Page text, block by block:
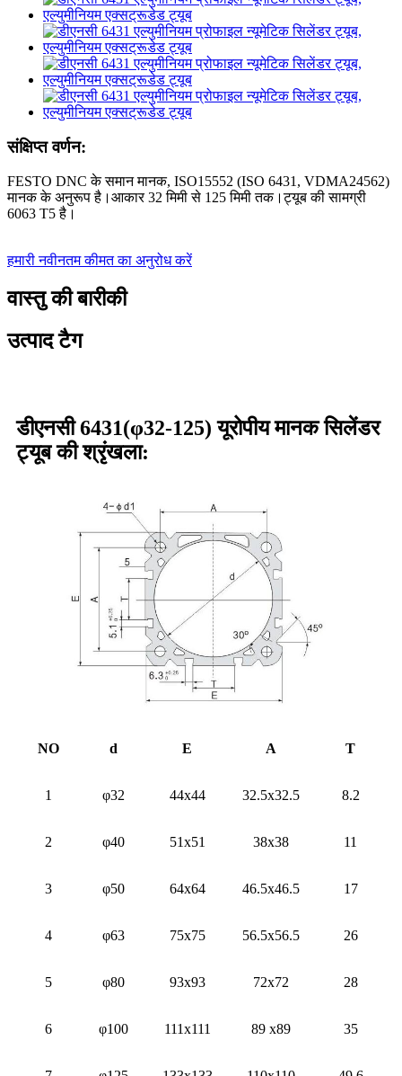
संक्षिप्त वर्णन:
FESTO DNC के समान मानक, ISO15552 (ISO 6431, VDMA24562)
मानक के अनुरूप है।आकार 32 मिमी से 125 मिमी तक।ट्यूब की सामग्री
6063 T5 है।
हमारी नवीनतम कीमत का अनुरोध करें
वास्तु की बारीकी
उत्पाद टैग
डीएनसी 6431(φ32-125) यूरोपीय मानक सिलेंडर
ट्यूब की श्रृंखला:
NO d E A T
1 φ32 44x44 32.5x32.5 8.2
2 φ40 51x51 38x38 11
3 φ50 64x64 46.5x46.5 17
4 φ63 75x75 56.5x56.5 26
5 φ80 93x93 72x72 28
6 φ100 111x111 89 x89 35